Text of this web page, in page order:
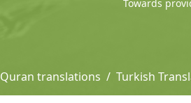
Towards
Quran translations Turkish